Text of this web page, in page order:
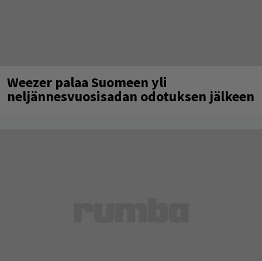
Weezer palaa Suomeen yli
neljännesvuosisadan odotuksen jälkeen